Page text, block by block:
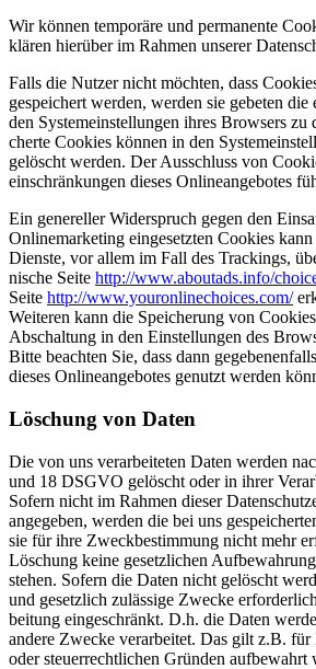
Wir können temporäre und perma­nente
klären hierüber im Rahmen unserer
Falls die Nutzer nicht möchten, dass
gespei­chert werden, werden sie gebeten
den System­ein­stel­lungen ihres Browsers
cherte Cookies können in den
gelöscht werden. Der Ausschluss von
ein­schrän­kungen dieses Online­an­ge­botes
Ein genereller Wider­spruch gegen den
Online­mar­keting einge­setzten Cookies
Dienste, vor allem im Fall des Trackings,
nische Seite http://www.aboutads.info/
Seite http://www.youronlinechoices.com/
Weiteren kann die Speicherung von
Abschaltung in den Einstel­lungen des
Bitte beachten Sie, dass dann
dieses Online­an­ge­botes genutzt werden
Löschung von Daten
Die von uns verar­bei­teten Daten werden
und 18 DSGVO gelöscht oder in ihrer
Sofern nicht im Rahmen dieser
angegeben, werden die bei uns
sie für ihre Zweck­be­stimmung nicht mehr
Löschung keine gesetz­lichen
stehen. Sofern die Daten nicht gelöscht
und gesetzlich zulässige Zwecke
beitung einge­schränkt. D.h. die Daten
andere Zwecke verar­beitet. Das gilt z.B. für
oder steuer­recht­lichen Gründen aufbe­wahrt